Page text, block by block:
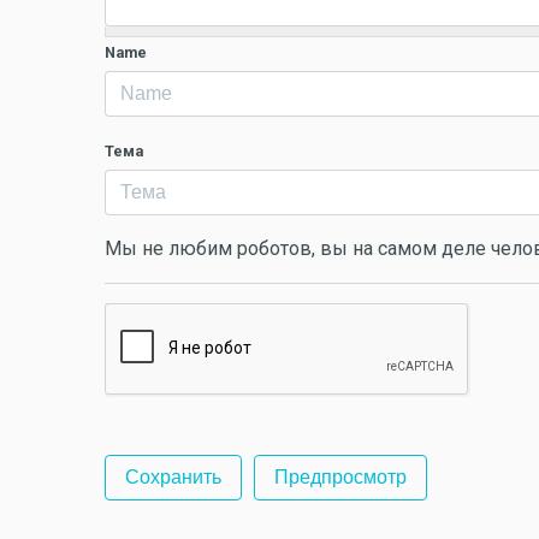
Name
Тема
Мы не любим роботов, вы на самом деле